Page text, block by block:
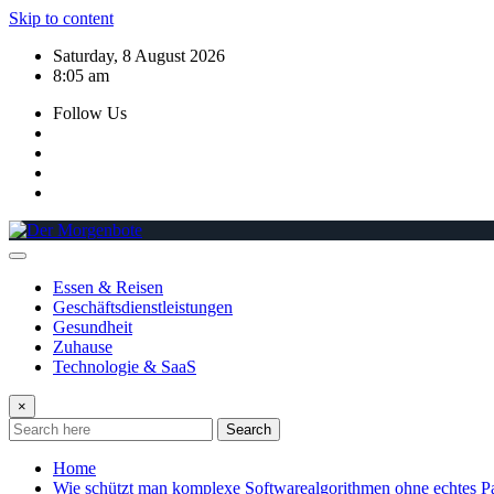
Skip to content
Saturday, 8 August 2026
8:05 am
Follow Us
Essen & Reisen
Geschäftsdienstleistungen
Gesundheit
Zuhause
Technologie & SaaS
×
Search
Home
Wie schützt man komplexe Softwarealgorithmen ohne echtes